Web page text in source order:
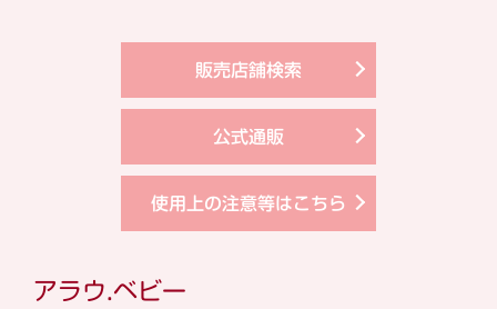
販売店舗検索
公式通販
使用上の注意等はこちら
アラウ.ベビー